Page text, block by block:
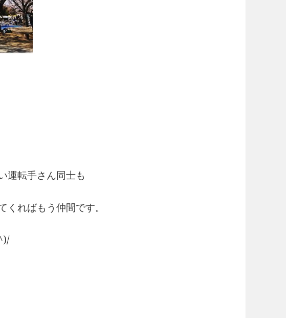
運転手さん同士も
ればもう仲間です。